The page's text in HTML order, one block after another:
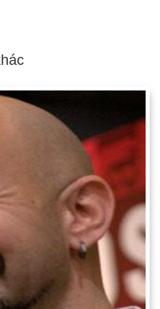
dài gần 42 năm ngoài
một binh sĩ Hoa Kỳ tại
cáo sự ngược đãi của Hoa
Điều tra Hình sự của